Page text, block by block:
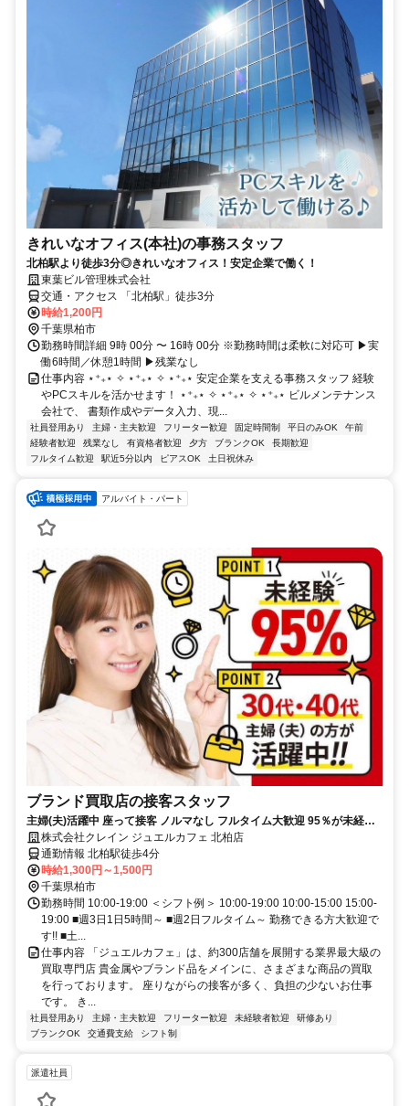
きれいなオフィス(本社)の事務スタッフ
北柏駅より徒歩3分◎きれいなオフィス！安定企業で働く！
東葉ビル管理株式会社
交通・アクセス 「北柏駅」徒歩3分
時給1,200円
千葉県柏市
勤務時間詳細 9時 00分 〜 16時 00分 ※勤務時間は柔軟に対応可 ▶実
働6時間／休憩1時間 ▶残業なし
仕事内容 ⋆⁺₊⋆ ✧ ⋆⁺₊⋆ ✧ ⋆⁺₊⋆ 安定企業を支える事務スタッフ 経験
やPCスキルを活かせます！ ⋆⁺₊⋆ ✧ ⋆⁺₊⋆ ✧ ⋆⁺₊⋆ ビルメンテナンス
会社で、 書類作成やデータ入力、現...
社員登用あり 主婦・主夫歓迎 フリーター歓迎 固定時間制 平日のみOK
午前
経験者歓迎
残業なし 有資格者歓迎 夕方 ブランクOK
長期歓迎
フルタイム歓迎
駅近5分以内 ピアスOK 土日祝休み
アルバイト・パート
ブランド買取店の接客スタッフ
主婦(夫)活躍中 座って接客 ノルマなし フルタイム大歓迎 95％が未経験
スタート
株式会社クレイン ジュエルカフェ 北柏店
通勤情報 北柏駅徒歩4分
時給1,300円～1,500円
千葉県柏市
勤務時間 10:00-19:00 ＜シフト例＞ 10:00-19:00 10:00-15:00 15:00-
19:00 ■週3日1日5時間～ ■週2日フルタイム～ 勤務できる方大歓迎で
す!! ■土...
仕事内容 「ジュエルカフェ」は、約300店舗を展開する業界最大級の
買取専門店 貴金属やブランド品をメインに、さまざまな商品の買取
を行っております。 座りながらの接客が多く、負担の少ないお仕事
です。 き...
社員登用あり 主婦・主夫歓迎 フリーター歓迎 未経験者歓迎
研修あり
ブランクOK
交通費支給 シフト制
派遣社員